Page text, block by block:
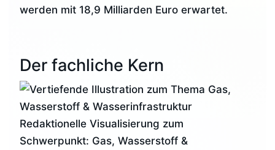
werden mit 18,9 Milliarden Euro erwartet.
Der fachliche Kern
Redaktionelle Visualisierung zum
Schwerpunkt: Gas, Wasserstoff &